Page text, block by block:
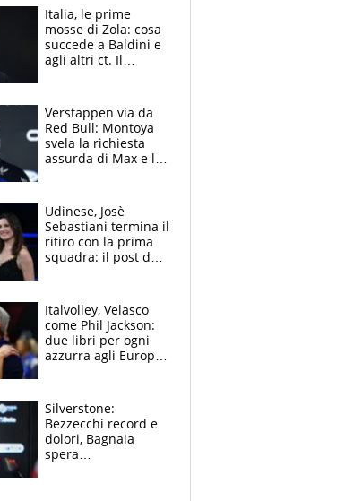
Italia, le prime
mosse di Zola: cosa
succede a Baldini e
agli altri ct. Il
azzurri
Verstappen via da
Red Bull: Montoya
svela la richiesta
assurda di Max e lo
McLaren siano
meglio?”
Udinese, Josè
Sebastiani termina il
ritiro con la prima
squadra: il post del
sfondo
Italvolley, Velasco
come Phil Jackson:
due libri per ogni
azzurra agli Europei.
Silverstone:
Bezzecchi record e
dolori, Bagnaia
spera